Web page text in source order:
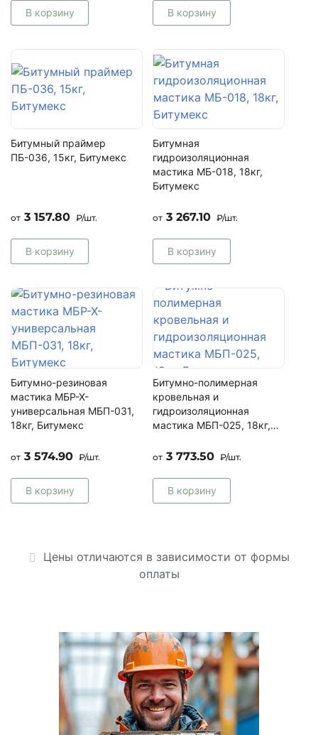
В корзину В корзину
Битумный праймер
ПБ-036, 15кг, Битумекс
от 3 157.80 ₽/шт.
В корзину
Битумная
гидроизоляционная
мастика МБ-018, 18кг,
Битумекс
от 3 267.10 ₽/шт.
В корзину
Битумно-резиновая
мастика МБР-Х-
универсальная МБП-031,
18кг, Битумекс
от 3 574.90 ₽/шт.
В корзину
Битумно-полимерная
кровельная и
гидроизоляционная
мастика МБП-025, 18кг,
от 3 773.50 ₽/шт.
В корзину
Цены отличаются в зависимости от формы
оплаты